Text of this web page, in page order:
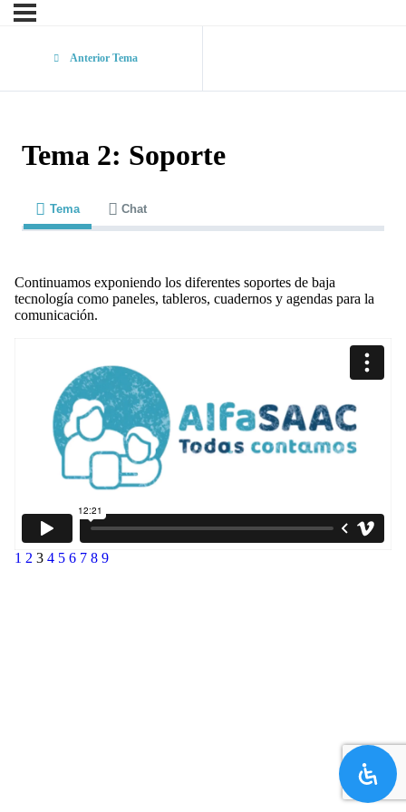
Anterior Tema
Tema 2: Soporte
Tema Chat
Continuamos exponiendo los diferentes soportes de baja
tecnología como paneles, tableros, cuadernos y agendas para la
comunicación.
1 2 3 4 5 6 7 8 9